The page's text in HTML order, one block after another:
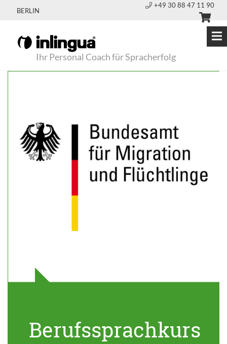
BERLIN
+49 30 88 47 11 90
Ihr Personal Coach für Spracherfolg
Berufssprachkurs